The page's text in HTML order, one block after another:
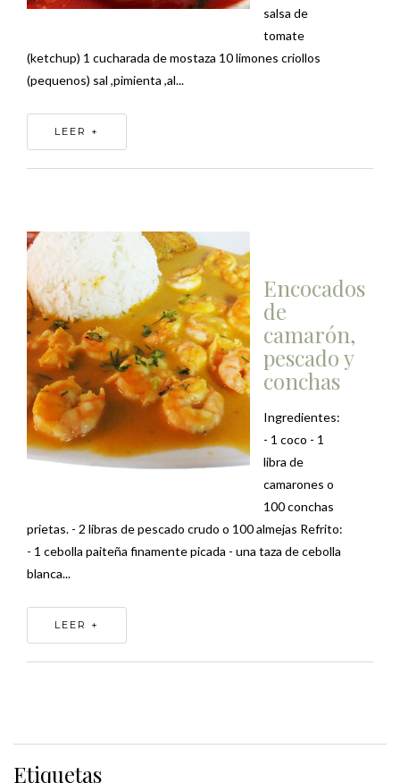
salsa de
tomate
(ketchup) 1 cucharada de mostaza 10 limones criollos
(pequenos) sal ,pimienta ,al...
LEER +
Encocados
de
camarón,
pescado y
conchas
Ingredientes:
- 1 coco - 1
libra de
camarones o
100 conchas
prietas. - 2 libras de pescado crudo o 100 almejas Refrito:
- 1 cebolla paiteña finamente picada - una taza de cebolla
blanca...
LEER +
Etiquetas